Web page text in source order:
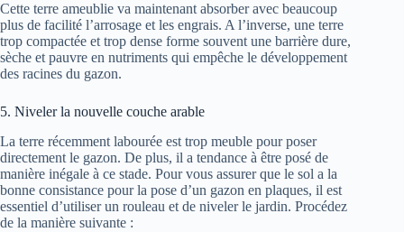
Cette terre ameublie va maintenant absorber avec beaucoup
plus de facilité l’arrosage et les engrais. A l’inverse, une terre
trop compactée et trop dense forme souvent une barrière dure,
sèche et pauvre en nutriments qui empêche le développement
des racines du gazon.
5. Niveler la nouvelle couche arable
La terre récemment labourée est trop meuble pour poser
directement le gazon. De plus, il a tendance à être posé de
manière inégale à ce stade. Pour vous assurer que le sol a la
bonne consistance pour la pose d’un gazon en plaques, il est
essentiel d’utiliser un rouleau et de niveler le jardin. Procédez
de la manière suivante :